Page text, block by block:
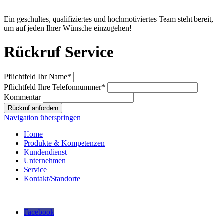
Ein geschultes, qualifiziertes und hochmotiviertes Team steht bereit,
um auf jeden Ihrer Wünsche einzugehen!
Rückruf Service
Pflichtfeld Ihr Name*
Pflichtfeld Ihre Telefonnummer*
Kommentar
Rückruf anfordern
Navigation überspringen
Home
Produkte & Kompetenzen
Kundendienst
Unternehmen
Service
Kontakt/Standorte
Facebook